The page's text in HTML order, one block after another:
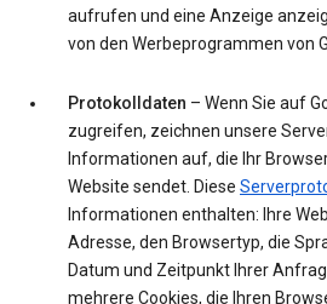
aufrufen und eine Anzeige
von den Werbeprogrammen von
Protokolldaten – Wenn Sie auf
zugreifen, zeichnen unsere
Informationen auf, die Ihr
Website sendet. Diese
Informationen enthalten: Ihre
Adresse, den Browsertyp, die
Datum und Zeitpunkt Ihrer
mehrere Cookies, die Ihren